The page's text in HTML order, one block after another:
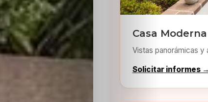
Casting
Bershka
Casting
SHEIN
Casa
Vistas panorámicas y
Solicitar informes →